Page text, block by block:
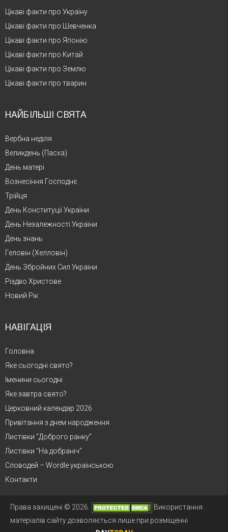
Цікаві факти про Україну
Цікаві факти про Шевченка
Цікаві факти про Японію
Цікаві факти про Китай
Цікаві факти про Землю
Цікаві факти про тварин
НАЙБІЛЬШІ СВЯТА
Вербна неділя
Великдень (Пасха)
День матері
Вознесіння Господнє
Трійця
День Конституції України
День Незалежності України
День знань
Геловін (Хелловін)
День Збройних Сил України
Різдво Христове
Новий Рік
НАВІГАЦІЯ
Головна
Яке сьогодні свято?
Іменини сьогодні
Яке завтра свято?
Церковний календар 2026
Привітання з днем народження
Листівки “Доброго ранку”
Листівки “На добраніч”
Словодей – Wordle українською
Контакти
Права захищені © 2026.
Використання
матеріалів сайту дозволяється лише при розміщенні